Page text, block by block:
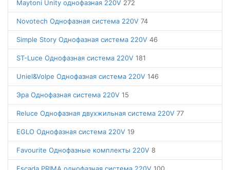
Maytoni Unity однофазная 220V 272
Novotech Однофазная система 220V 74
Simple Story Однофазная система 220V 46
ST-Luce Однофазная система 220V 181
Uniel&Volpe Однофазная система 220V 146
Эра Однофазная система 220V 15
Reluce Однофазная двухжильная система 220V 77
EGLO Однофазная система 220V 19
Favourite Однофазные комплекты 220V 8